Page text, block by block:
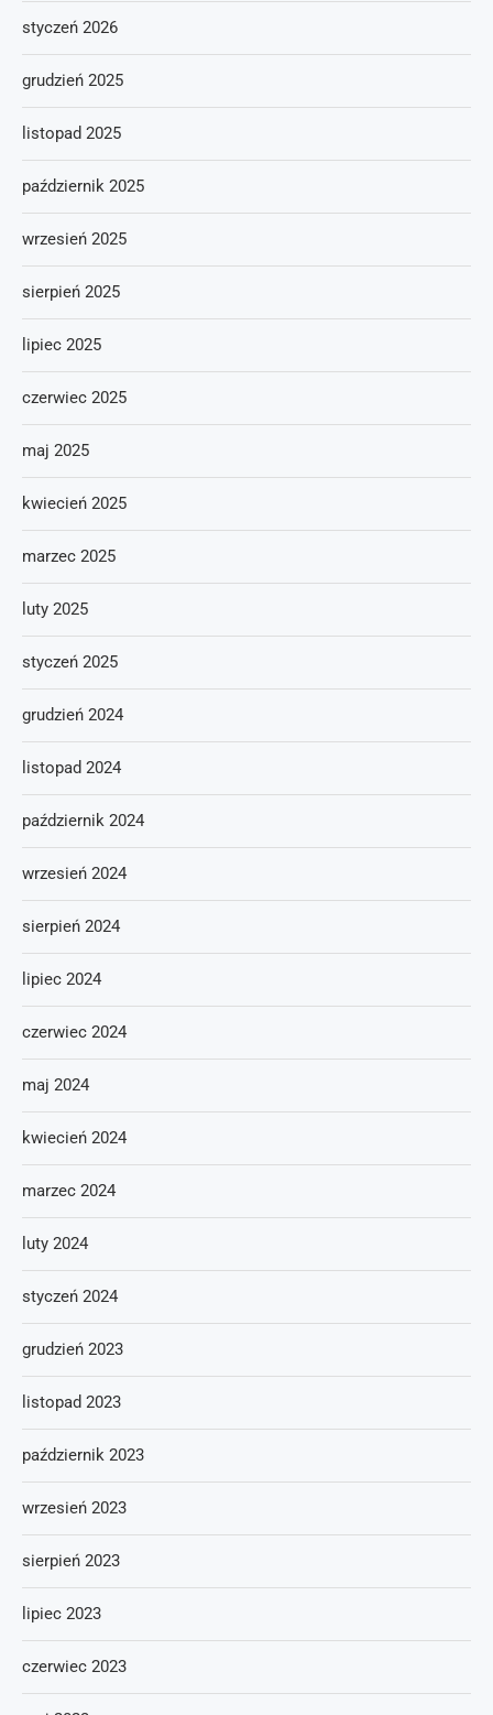
styczeń 2026
grudzień 2025
listopad 2025
październik 2025
wrzesień 2025
sierpień 2025
lipiec 2025
czerwiec 2025
maj 2025
kwiecień 2025
marzec 2025
luty 2025
styczeń 2025
grudzień 2024
listopad 2024
październik 2024
wrzesień 2024
sierpień 2024
lipiec 2024
czerwiec 2024
maj 2024
kwiecień 2024
marzec 2024
luty 2024
styczeń 2024
grudzień 2023
listopad 2023
październik 2023
wrzesień 2023
sierpień 2023
lipiec 2023
czerwiec 2023